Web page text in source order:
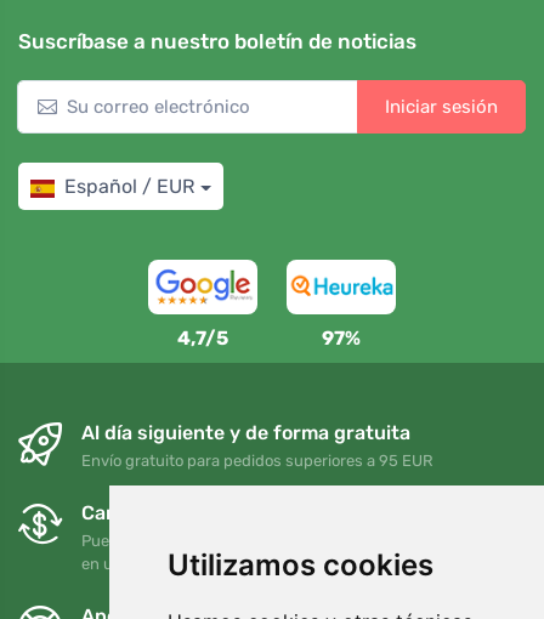
Utilizamos cookies
Suscríbase a nuestro boletín de noticias
Iniciar sesión
Español / EUR
4,7/5 97%
Al día siguiente y de forma gratuita
Envío gratuito para pedidos superiores a 95 EUR
Cambios y devoluciones gratuitos
Puede devolver o cambiar su pedido en cualquier momento
en un plazo de 90 días